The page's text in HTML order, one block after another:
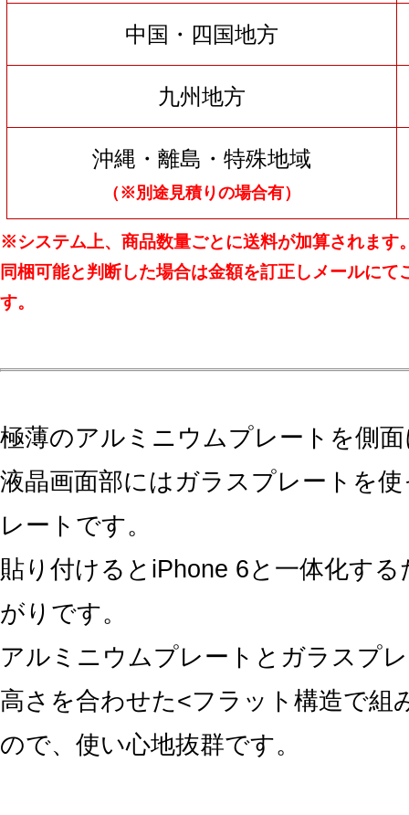
中国・四国地方
九州地方
沖縄・離島・特殊地域
（※別途見積りの場合有）
※システム上、商品数量ごとに送料が加算されます
同梱可能と判断した場合は金額を訂正しメールにて
す。
極薄のアルミニウムプレートを側
液晶画面部にはガラスプレートを
レートです。
貼り付けるとiPhone 6と一体化す
がりです。
アルミニウムプレートとガラスプ
高さを合わせた<フラット構造で組
ので、使い心地抜群です。